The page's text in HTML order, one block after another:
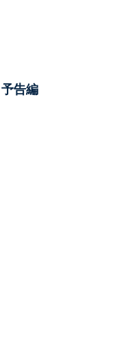
告編